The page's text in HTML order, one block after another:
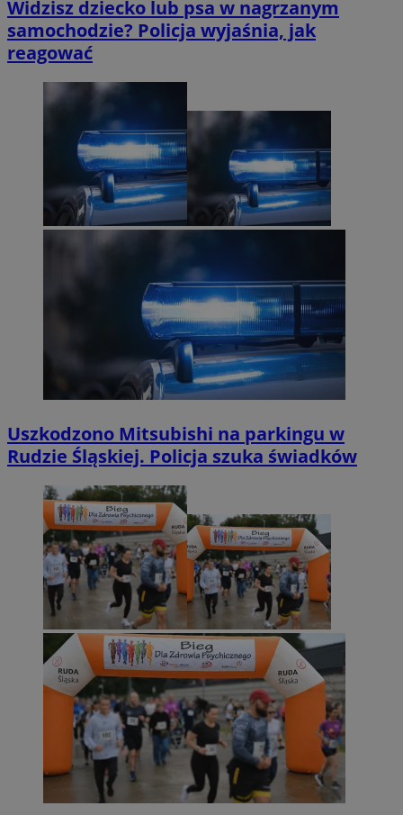
Widzisz dziecko lub psa w nagrzanym
samochodzie? Policja wyjaśnia, jak
reagować
Uszkodzono Mitsubishi na parkingu w
Rudzie Śląskiej. Policja szuka świadków